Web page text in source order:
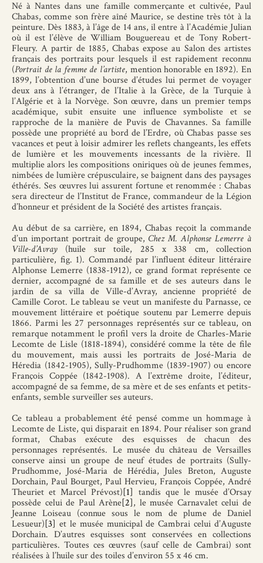
Né à Nantes dans une famille commerçante et cultivée, Paul
Chabas, comme son frère aîné Maurice, se destine très tôt à la
peinture. Dès 1883, à l’âge de 14 ans, il entre à l’Académie Julian
où il est l’élève de William Bouguereau et de Tony Robert-
Fleury. A partir de 1885, Chabas expose au Salon des artistes
français des portraits pour lesquels il est rapidement reconnu
(Portrait de la femme de l’artiste, mention honorable en 1892). En
1899, l’obtention d’une bourse d’études lui permet de voyager
deux ans à l’étranger, de l’Italie à la Grèce, de la Turquie à
l’Algérie et à la Norvège. Son œuvre, dans un premier temps
académique, subit ensuite une influence symboliste et se
rapproche de la manière de Puvis de Chavannes. Sa famille
possède une propriété au bord de l’Erdre, où Chabas passe ses
vacances et peut à loisir admirer les reflets changeants, les effets
de lumière et les mouvements incessants de la rivière. Il
multiplie alors les compositions oniriques où de jeunes femmes,
nimbées de lumière crépusculaire, se baignent dans des paysages
éthérés. Ses œuvres lui assurent fortune et renommée : Chabas
sera directeur de l’Institut de France, commandeur de la Légion
d’honneur et président de la Société des artistes français.
Au début de sa carrière, en 1894, Chabas reçoit la commande
d’un important portrait de groupe, Chez M. Alphonse Lemerre à
Ville-d’Avray (huile sur toile, 285 x 338 cm, collection
particulière, fig. 1). Commandé par l’influent éditeur littéraire
Alphonse Lemerre (1838-1912), ce grand format représente ce
dernier, accompagné de sa famille et de ses auteurs dans le
jardin de sa villa de Ville-d’Avray, ancienne propriété de
Camille Corot. Le tableau se veut un manifeste du Parnasse, ce
mouvement littéraire et poétique soutenu par Lemerre depuis
1866. Parmi les 27 personnages représentés sur ce tableau, on
remarque notamment le profil vers la droite de Charles-Marie
Lecomte de Lisle (1818-1894), considéré comme la tête de file
du mouvement, mais aussi les portraits de José-Maria de
Héredia (1842-1905), Sully-Prudhomme (1839-1907) ou encore
François Coppée (1842-1908). A l’extrême droite, l’éditeur,
accompagné de sa femme, de sa mère et de ses enfants et petits-
enfants, semble surveiller ses auteurs.
Ce tableau a probablement été pensé comme un hommage à
Lecomte de Liste, qui disparait en 1894. Pour réaliser son grand
format, Chabas exécute des esquisses de chacun des
personnages représentés. Le musée du château de Versailles
conserve ainsi un groupe de neuf études de portraits (Sully-
Prudhomme, José-Maria de Hérédia, Jules Breton, Auguste
Dorchain, Paul Bourget, Paul Hervieu, François Coppée, André
Theuriet et Marcel Prévost)[1] tandis que le musée d’Orsay
possède celui de Paul Arène[2], le musée Carnavalet celui de
Jeanne Loiseau (connue sous le nom de plume de Daniel
Lesueur)[3] et le musée municipal de Cambrai celui d’Auguste
Dorchain. D’autres esquisses sont conservées en collections
particulières. Toutes ces œuvres (sauf celle de Cambrai) sont
réalisées à l’huile sur des toiles d’environ 55 x 46 cm.